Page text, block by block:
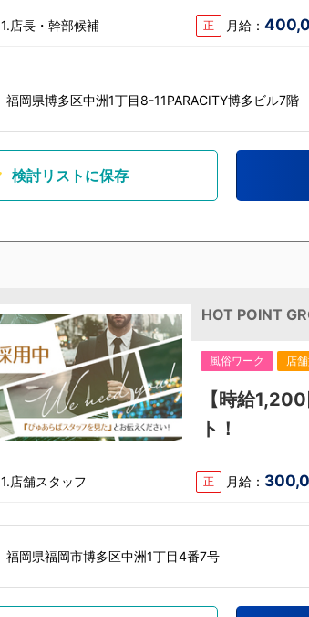
1.店長・幹部候補 正 月給：
福岡県博多区中洲1丁目8-11PARACITY博多ビル7階
検討リストに保存
HOT POINT
風俗ワーク 店
【時給
ト！
1.店舗スタッフ 正 月給：
福岡県福岡市博多区中洲1丁目4番7号